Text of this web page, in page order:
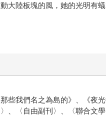
大陸板塊的風，她的光明
些我們名之為島的》、《夜
、〈自由副刊〉、〈聯合文